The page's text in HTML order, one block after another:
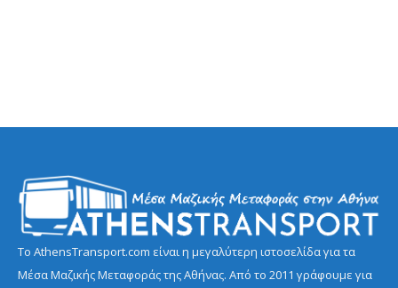
Το AthensTransport.com είναι η μεγαλύτερη ιστοσελίδα για τα
Μέσα Μαζικής Μεταφοράς της Αθήνας. Από το 2011 γράφουμε για